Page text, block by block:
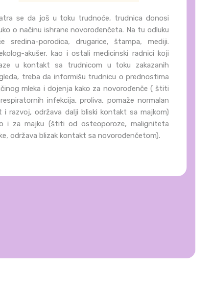
se da još u toku trudnoće, trudnica donosi
o načinu ishrane novorođenčeta. Na tu odluku
sredina-porodica, drugarice, štampa, mediji.
akušer, kao i ostali medicinski radnici koji
u kontakt sa trudnicom u toku zakazanih
treba da informišu trudnicu o prednostima
mleka i dojenja kako za novorođenče ( štiti
infekcija, proliva, pomaže normalan
i razvoj, održava dalji bliski kontakt sa majkom)
i za majku (štiti od osteoporoze, maligniteta
održava blizak kontakt sa novorođenčetom).